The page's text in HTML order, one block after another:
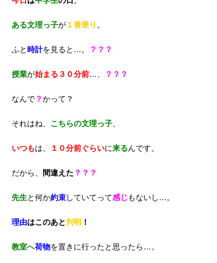
ある文理っ子が １番乗り 。
ふと 時計を見ると…。 ？？？
授業が始まる３０分前…、 ？？？
なんで？かって？
それはね、 こちらの文理っ子
いつもは、 １０分前ぐらいに来るんです。
だから、 間違えた ？？？
先生と何か約束していてって感じ もないし…。
理由はこのあと判明 ！
教室へ荷物を置きに行ったと思ったら…。